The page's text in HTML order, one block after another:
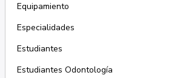
Equipamiento
Especialidades
Estudiantes
Estudiantes Odontología